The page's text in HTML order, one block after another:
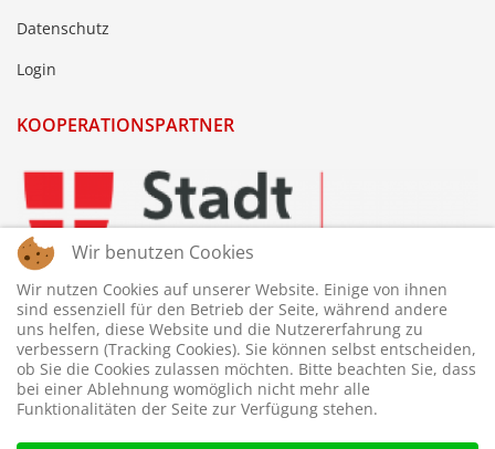
Datenschutz
Login
KOOPERATIONSPARTNER
Wir benutzen Cookies
Wir nutzen Cookies auf unserer Website. Einige von ihnen
sind essenziell für den Betrieb der Seite, während andere
uns helfen, diese Website und die Nutzererfahrung zu
verbessern (Tracking Cookies). Sie können selbst entscheiden,
ob Sie die Cookies zulassen möchten. Bitte beachten Sie, dass
bei einer Ablehnung womöglich nicht mehr alle
Funktionalitäten der Seite zur Verfügung stehen.